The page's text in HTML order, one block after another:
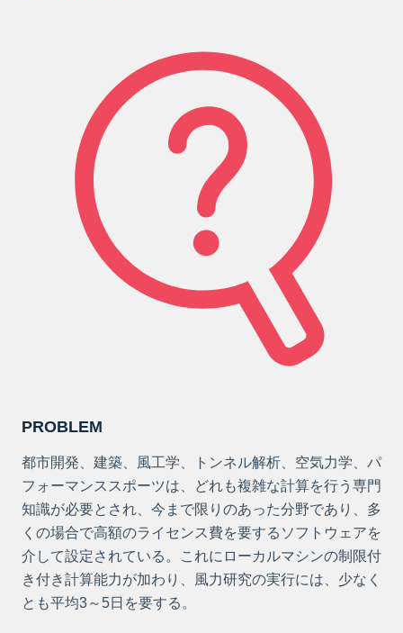
PROBLEM
都市開発、建築、風工学、トンネル解析、空気力学、パ
フォーマンススポーツは、どれも複雑な計算を行う専門
知識が必要とされ、今まで限りのあった分野であり、多
くの場合で高額のライセンス費を要するソフトウェアを
介して設定されている。これにローカルマシンの制限付
き付き計算能力が加わり、風力研究の実行には、少なく
とも平均3～5日を要する。